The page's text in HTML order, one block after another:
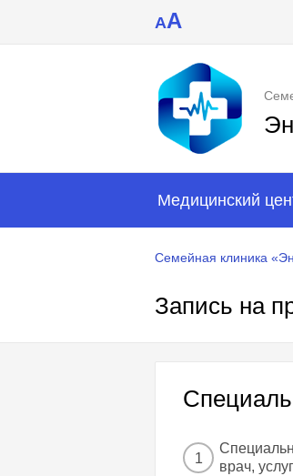
AA
Медицинский
Семейная клиника
Запись на
1
врач,